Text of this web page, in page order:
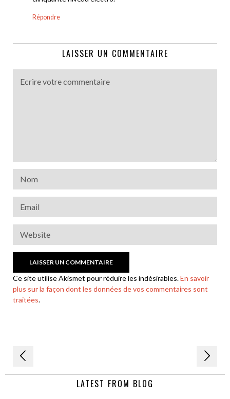
Répondre
LAISSER UN COMMENTAIRE
Ce site utilise Akismet pour réduire les indésirables.En savoir
plus sur la façon dont les données de vos commentaires sont
traitées.
Navigation
de LATEST FROM BLOG